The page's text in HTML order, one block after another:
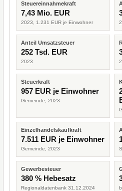
Steuereinnahmekraft
7,43 Mio. EUR
2023, 1.231 EUR je Einwohner
Anteil Umsatzsteuer
252 Tsd. EUR
2023
Steuerkraft
957 EUR je Einwohner
Gemeinde, 2023
Einzelhandelskaufkraft
7.511 EUR je Einwohner
Gemeinde, 2023
Gewerbesteuer
380 % Hebesatz
Regionaldatenbank 31.12.2024